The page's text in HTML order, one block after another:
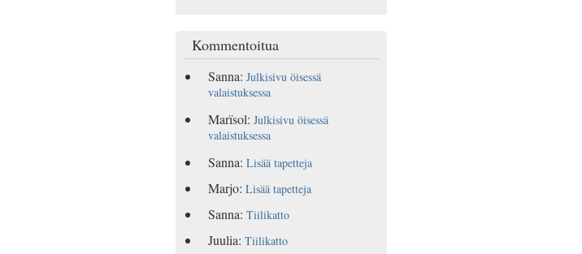
Kommentoitua
Sanna: Julkisivu öisessä
valaistuksessa
Marïsol: Julkisivu öisessä
valaistuksessa
Sanna: Lisää tapetteja
Marjo: Lisää tapetteja
Sanna: Tiilikatto
Juulia: Tiilikatto